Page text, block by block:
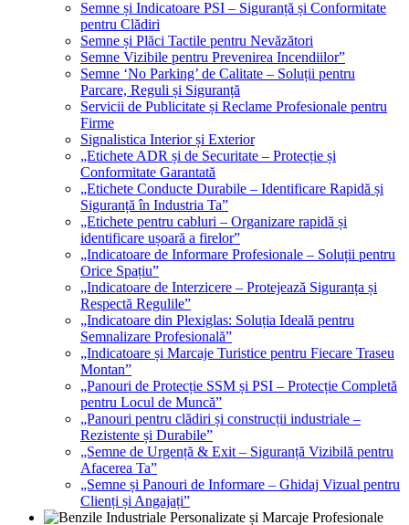
Semne și Indicatoare PSI – Siguranță și Conformitate
pentru Clădiri
Semne și Plăci Tactile pentru Nevăzători
Semne Vizibile pentru Prevenirea Incendiilor”
Semne ‘No Parking’ de Calitate – Soluții pentru
Parcare, Reguli și Siguranță
Servicii de Publicitate și Reclame Profesionale pentru
Firme
Signalistica Interior și Exterior
„Etichete ADR și de Securitate – Protecție și
Conformitate Garantată
„Etichete Conducte Durabile – Identificare Rapidă și
Siguranță în Industria Ta”
„Etichete pentru cabluri – Organizare rapidă și
identificare ușoară a firelor”
„Indicatoare de Informare Profesionale – Soluții pentru
Orice Spațiu”
„Indicatoare de Interzicere – Protejează Siguranța și
Respectă Regulile”
„Indicatoare din Plexiglas: Soluția Ideală pentru
Semnalizare Profesională”
„Indicatoare și Marcaje Turistice pentru Fiecare Traseu
Montan”
„Panouri de Protecție SSM și PSI – Protecție Completă
pentru Locul de Muncă”
„Panouri pentru clădiri și construcții industriale –
Rezistente și Durabile”
„Semne de Urgență & Exit – Siguranță Vizibilă pentru
Afacerea Ta”
„Semne și Panouri de Informare – Ghidaj Vizual pentru
Clienți și Angajați”